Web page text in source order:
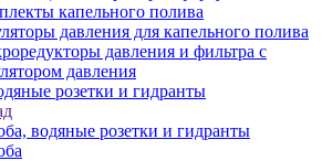
капельного полива
давления для капельного полива
давления и фильтра с
давления
розетки и гидранты
водяные розетки и гидранты